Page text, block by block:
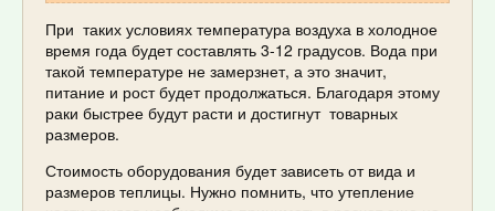
При таких условиях температура воздуха в холодное
время года будет составлять 3-12 градусов. Вода при
такой температуре не замерзнет, а это значит,
питание и рост будет продолжаться. Благодаря этому
раки быстрее будут расти и достигнут товарных
размеров.
Стоимость оборудования будет зависеть от вида и
размеров теплицы. Нужно помнить, что утепление